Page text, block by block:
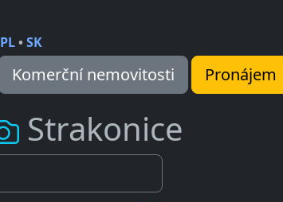
PL•SK
Komerční nemovitosti Pronájem
Strakonice